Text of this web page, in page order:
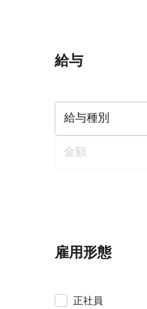
給与
雇用形態
正社員